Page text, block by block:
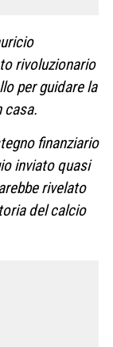
rivoluzionario
per guidare la
casa.
finanziario
inviato quasi
rivelato
del calcio